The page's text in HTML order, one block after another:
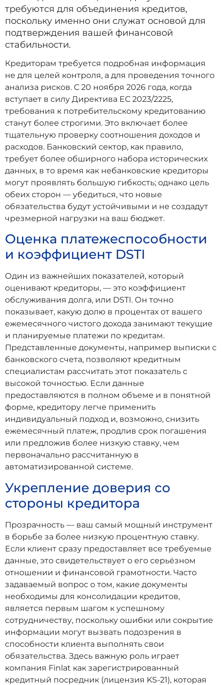
требуются для объединения кредитов,
поскольку именно они служат основой для
подтверждения вашей финансовой
стабильности.
Кредиторам требуется подробная информация
не для целей контроля, а для проведения точного
анализа рисков. С 20 ноября 2026 года, когда
вступает в силу Директива ЕС 2023/2225,
требования к потребительскому кредитованию
станут более строгими. Это включает более
тщательную проверку соотношения доходов и
расходов. Банковский сектор, как правило,
требует более обширного набора исторических
данных, в то время как небанковские кредиторы
могут проявлять большую гибкость; однако цель
обеих сторон — убедиться, что новые
обязательства будут устойчивыми и не создадут
чрезмерной нагрузки на ваш бюджет.
Оценка платежеспособности
и коэффициент DSTI
Один из важнейших показателей, который
оценивают кредиторы, — это коэффициент
обслуживания долга, или DSTI. Он точно
показывает, какую долю в процентах от вашего
ежемесячного чистого дохода занимают текущие
и планируемые платежи по кредитам.
Представленные документы, например выписки с
банковского счета, позволяют кредитным
специалистам рассчитать этот показатель с
высокой точностью. Если данные
предоставляются в полном объеме и в понятной
форме, кредитору легче применить
индивидуальный подход и, возможно, снизить
ежемесячный платеж, продлив срок погашения
или предложив более низкую ставку, чем
первоначально рассчитанную в
автоматизированной системе.
Укрепление доверия со
стороны кредитора
Прозрачность — ваш самый мощный инструмент
в борьбе за более низкую процентную ставку.
Если клиент сразу предоставляет все требуемые
данные, это свидетельствует о его серьёзном
отношении и финансовой грамотности. Часто
задаваемый вопрос о том, какие документы
необходимы для консолидации кредитов,
является первым шагом к успешному
сотрудничеству, поскольку ошибки или сокрытие
информации могут вызвать подозрения в
способности клиента выполнять свои
обязательства. Здесь важную роль играет
компания Finlat как зарегистрированный
кредитный посредник (лицензия KS-21), которая